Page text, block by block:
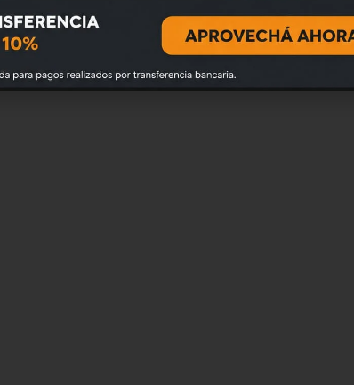
Soldadora mig inverter Energy
8.950 $5.990